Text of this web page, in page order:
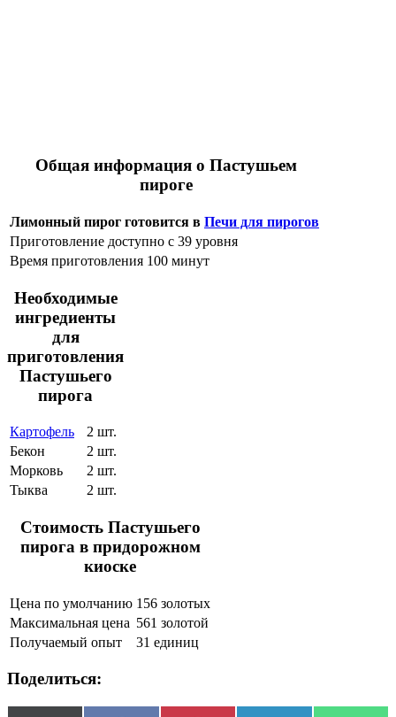
Общая информация о Пастушьем
пироге
Лимонный пирог готовится в Печи для пирогов
Приготовление доступно с 39 уровня
Время приготовления 100 минут
Необходимые
ингредиенты
для
приготовления
Пастушьего
пирога
Картофель
2 шт.
Бекон
2 шт.
Морковь
2 шт.
Тыква
2 шт.
Стоимость Пастушьего
пирога в придорожном
киоске
Цена по умолчанию 156 золотых
Максимальная цена 561 золотой
Получаемый опыт
31 единиц
Поделиться: